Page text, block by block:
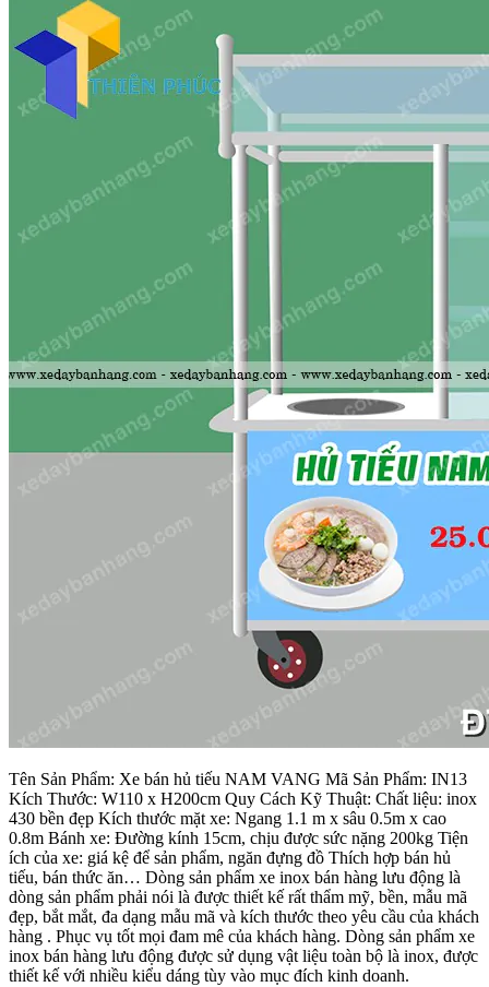
Tên Sản Phẩm: Xe bán hủ tiếu NAM VANG Mã Sản Phẩm: IN13
Kích Thước: W110 x H200cm Quy Cách Kỹ Thuật: Chất liệu: inox
430 bền đẹp Kích thước mặt xe: Ngang 1.1 m x sâu 0.5m x cao
0.8m Bánh xe: Đường kính 15cm, chịu được sức nặng 200kg Tiện
ích của xe: giá kệ để sản phẩm, ngăn đựng đồ Thích hợp bán hủ
tiếu, bán thức ăn… Dòng sản phẩm xe inox bán hàng lưu động là
dòng sản phẩm phải nói là được thiết kế rất thẩm mỹ, bền, mẫu mã
đẹp, bắt mắt, đa dạng mẫu mã và kích thước theo yêu cầu của khách
hàng . Phục vụ tốt mọi đam mê của khách hàng. Dòng sản phẩm xe
inox bán hàng lưu động được sử dụng vật liệu toàn bộ là inox, được
thiết kế với nhiều kiểu dáng tùy vào mục đích kinh doanh.